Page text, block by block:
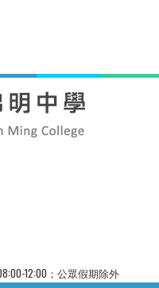
12:00；公眾假期除外